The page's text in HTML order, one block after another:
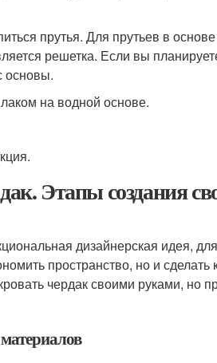
прутья. Для прутьев в
решетка. Если вы
основы.
на водной основе.
Этапы создания
дизайнерская идея,
пространство, но и
чердак своими руками, но